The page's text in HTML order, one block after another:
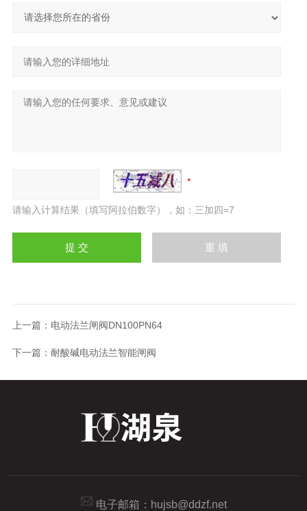
请输入计算结果（填写阿拉伯数字），如：三加四=7
上一篇： 电动法兰闸阀DN100PN64
下一篇： 耐酸碱电动法兰智能闸阀
电子邮箱： hujsb@ddzf.net